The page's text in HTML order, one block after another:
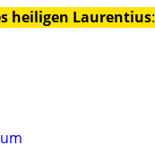
heiligen Laurentius: